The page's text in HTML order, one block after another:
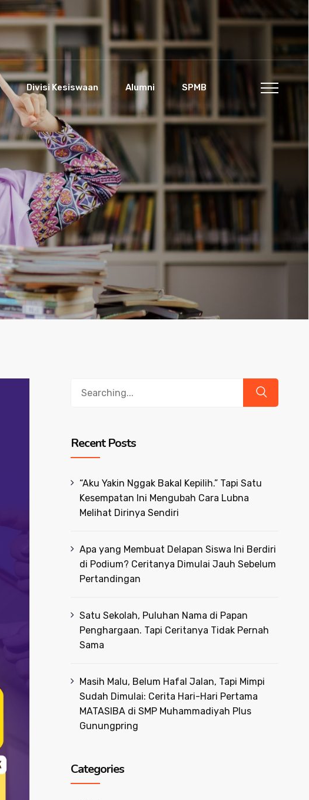
Divisi Kesiswaan Alumni SPMB
Recent Posts
“Aku Yakin Nggak Bakal Kepilih.” Tapi Satu
Kesempatan Ini Mengubah Cara Lubna
Melihat Dirinya Sendiri
Apa yang Membuat Delapan Siswa Ini Berdiri
di Podium? Ceritanya Dimulai Jauh Sebelum
Pertandingan
Satu Sekolah, Puluhan Nama di Papan
Penghargaan. Tapi Ceritanya Tidak Pernah
Sama
Masih Malu, Belum Hafal Jalan, Tapi Mimpi
Sudah Dimulai: Cerita Hari-Hari Pertama
MATASIBA di SMP Muhammadiyah Plus
Gunungpring
Categories